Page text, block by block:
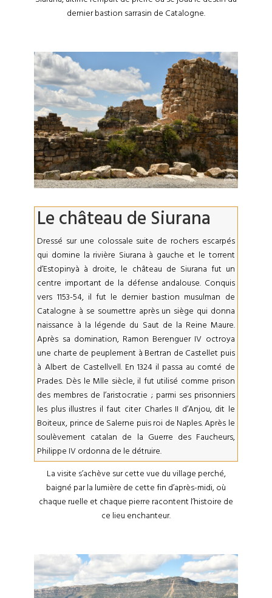
dernier bastion sarrasin de Catalogne.
Le château de Siurana
Dressé sur une colossale suite de rochers escarpés
qui domine la rivière Siurana à gauche et le torrent
d’Estopinyà à droite, le château de Siurana fut un
centre important de la défense andalouse. Conquis
vers 1153-54, il fut le dernier bastion musulman de
Catalogne à se soumettre après un siège qui donna
naissance à la légende du Saut de la Reine Maure.
Après sa domination, Ramon Berenguer IV octroya
une charte de peuplement à Bertran de Castellet puis
à Albert de Castellvell. En 1324 il passa au comté de
Prades. Dès le Mlle siècle, il fut utilisé comme prison
des membres de l’aristocratie ; parmi ses prisonniers
les plus illustres il faut citer Charles II d’Anjou, dit le
Boiteux, prince de Salerne puis roi de Naples. Après le
soulèvement catalan de la Guerre des Faucheurs,
Philippe IV ordonna de le détruire.
La visite s’achève sur cette vue du village perché,
baigné par la lumière de cette fin d’après-midi, où
chaque ruelle et chaque pierre racontent l’histoire de
ce lieu enchanteur.